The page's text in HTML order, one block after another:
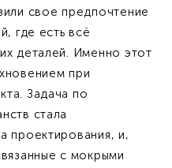
свое предпочтение
где есть всё
деталей. Именно этот
при
Задача по
стала
проектирования, и,
с мокрыми